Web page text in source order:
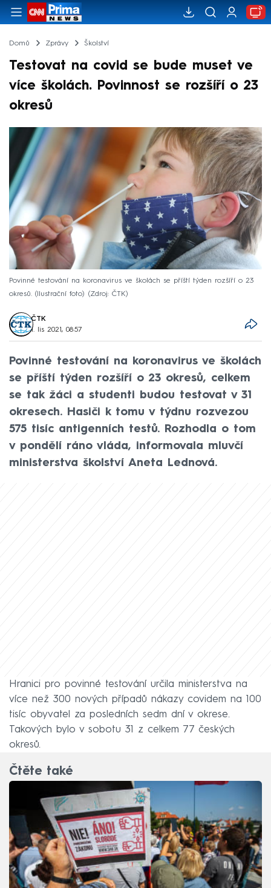
Domů Zprávy Školství
Testovat na covid se bude muset ve
více školách. Povinnost se rozšíří o 23
okresů
Povinné testování na koronavirus ve školách se příští týden rozšíří o 23
okresů. (Ilustrační foto)
Zdroj: ČTK
ČTK
1. lis 2021, 08:57
Povinné testování na koronavirus ve školách
se příští týden rozšíří o 23 okresů, celkem
se tak žáci a studenti budou testovat v 31
okresech. Hasiči k tomu v týdnu rozvezou
575 tisíc antigenních testů. Rozhodla o tom
v pondělí ráno vláda, informovala mluvčí
ministerstva školství Aneta Lednová.
Hranici pro povinné testování určila ministerstva na
více než 300 nových případů nákazy covidem na 100
tisíc obyvatel za posledních sedm dní v okrese.
Takových bylo v sobotu 31 z celkem 77 českých
okresů.
Čtěte také